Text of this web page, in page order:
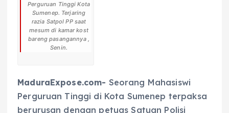
Perguruan Tinggi Kota
Sumenep. Terjaring
razia Satpol PP saat
mesum di kamar kost
bareng pasangannya ,
Senin.
MaduraExpose.com- Seorang Mahasiswi
Perguruan Tinggi di Kota Sumenep terpaksa
berurusan dengan petuas Satuan Polisi